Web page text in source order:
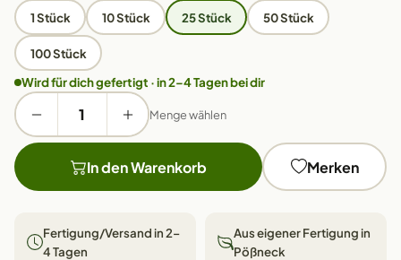
1 Stück 10 Stück 25 Stück 50 Stück
100 Stück
Wird für dich gefertigt · in 2–4 Tagen bei dir
Menge wählen
In den Warenkorb Merken
Fertigung/Versand in 2–
4 Tagen
Aus eigener Fertigung in
Pößneck